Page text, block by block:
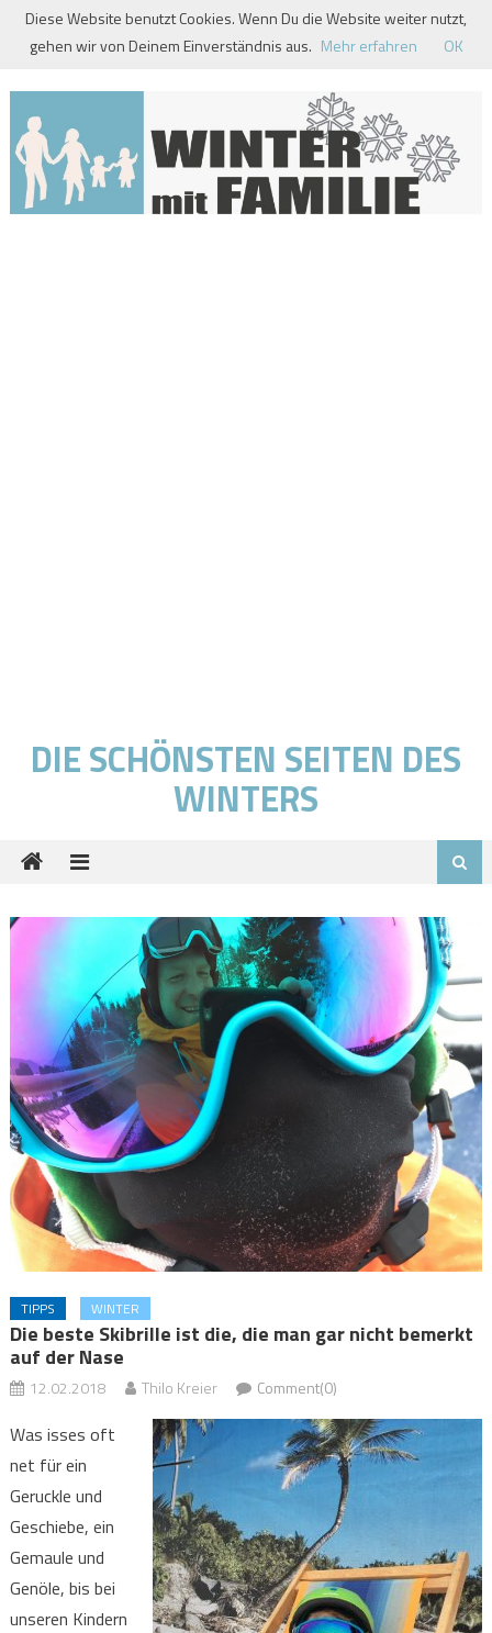
Skip
DIE SCHÖNSTEN SEITEN DES
WINTERS
TIPPS WINTER
Die beste Skibrille ist die, die man gar nicht bemerkt
auf der Nase
12.02.2018 Thilo Kreier Comment(0)
Was isses oft
net für ein
Geruckle und
Geschiebe, ein
Gemaule und
Genöle, bis bei
unseren Kindern
Diese Website benutzt Cookies. Wenn Du die Website weiter nutzt,
gehen wir von Deinem Einverständnis aus. Mehr erfahren OK